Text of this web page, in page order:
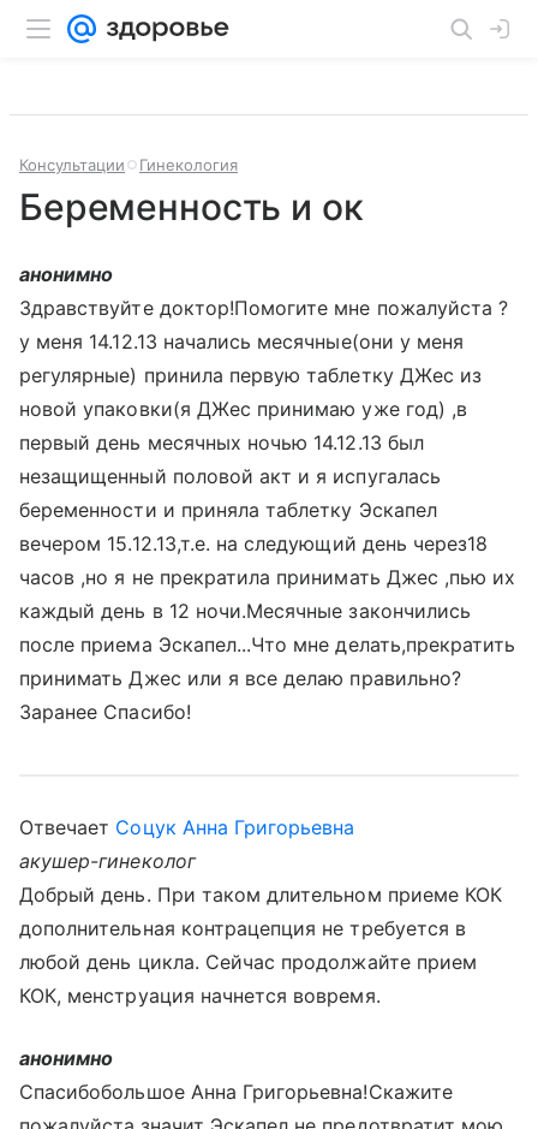
Консультации Гинекология
Беременность и ок
анонимно
Здравствуйте доктор!Помогите мне пожалуйста ?
у меня 14.12.13 начались месячные(они у меня
регулярные) принила первую таблетку ДЖес из
новой упаковки(я ДЖес принимаю уже год) ,в
первый день месячных ночью 14.12.13 был
незащищенный половой акт и я испугалась
беременности и приняла таблетку Эскапел
вечером 15.12.13,т.е. на следующий день через18
часов ,но я не прекратила принимать Джес ,пью их
каждый день в 12 ночи.Месячные закончились
после приема Эскапел...Что мне делать,прекратить
принимать Джес или я все делаю правильно?
Заранее Спасибо!
Отвечает Соцук Анна Григорьевна
акушер-гинеколог
Добрый день. При таком длительном приеме КОК
дополнительная контрацепция не требуется в
любой день цикла. Сейчас продолжайте прием
КОК, менструация начнется вовремя.
анонимно
Спасибобольшое Анна Григорьевна!Скажите